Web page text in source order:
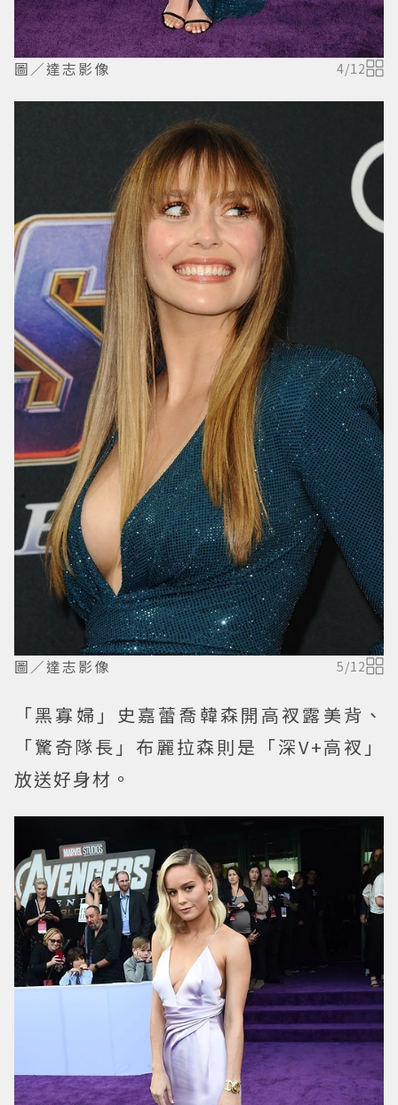
圖／達志影像 4/12
圖／達志影像 5/12
「黑寡婦」史嘉蕾喬韓森開高衩露美背、
「驚奇隊長」布麗拉森則是「深V+高衩」
放送好身材。